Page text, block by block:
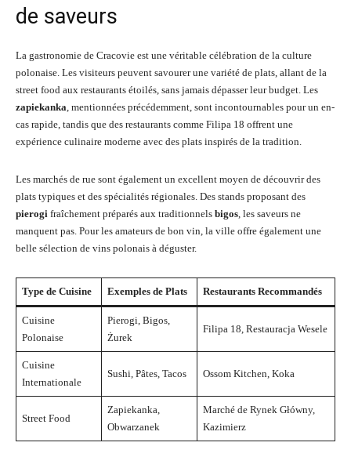
de saveurs
La gastronomie de Cracovie est une véritable célébration de la culture
polonaise. Les visiteurs peuvent savourer une variété de plats, allant de la
street food aux restaurants étoilés, sans jamais dépasser leur budget. Les
zapiekanka, mentionnées précédemment, sont incontournables pour un en-
cas rapide, tandis que des restaurants comme Filipa 18 offrent une
expérience culinaire moderne avec des plats inspirés de la tradition.
Les marchés de rue sont également un excellent moyen de découvrir des
plats typiques et des spécialités régionales. Des stands proposant des
pierogi fraîchement préparés aux traditionnels bigos, les saveurs ne
manquent pas. Pour les amateurs de bon vin, la ville offre également une
belle sélection de vins polonais à déguster.
Type de Cuisine Exemples de Plats Restaurants Recommandés
Cuisine
Polonaise
Pierogi, Bigos,
Żurek
Filipa 18, Restauracja Wesele
Cuisine
Internationale
Sushi, Pâtes, Tacos Ossom Kitchen, Koka
Street Food
Zapiekanka,
Obwarzanek
Marché de Rynek Główny,
Kazimierz